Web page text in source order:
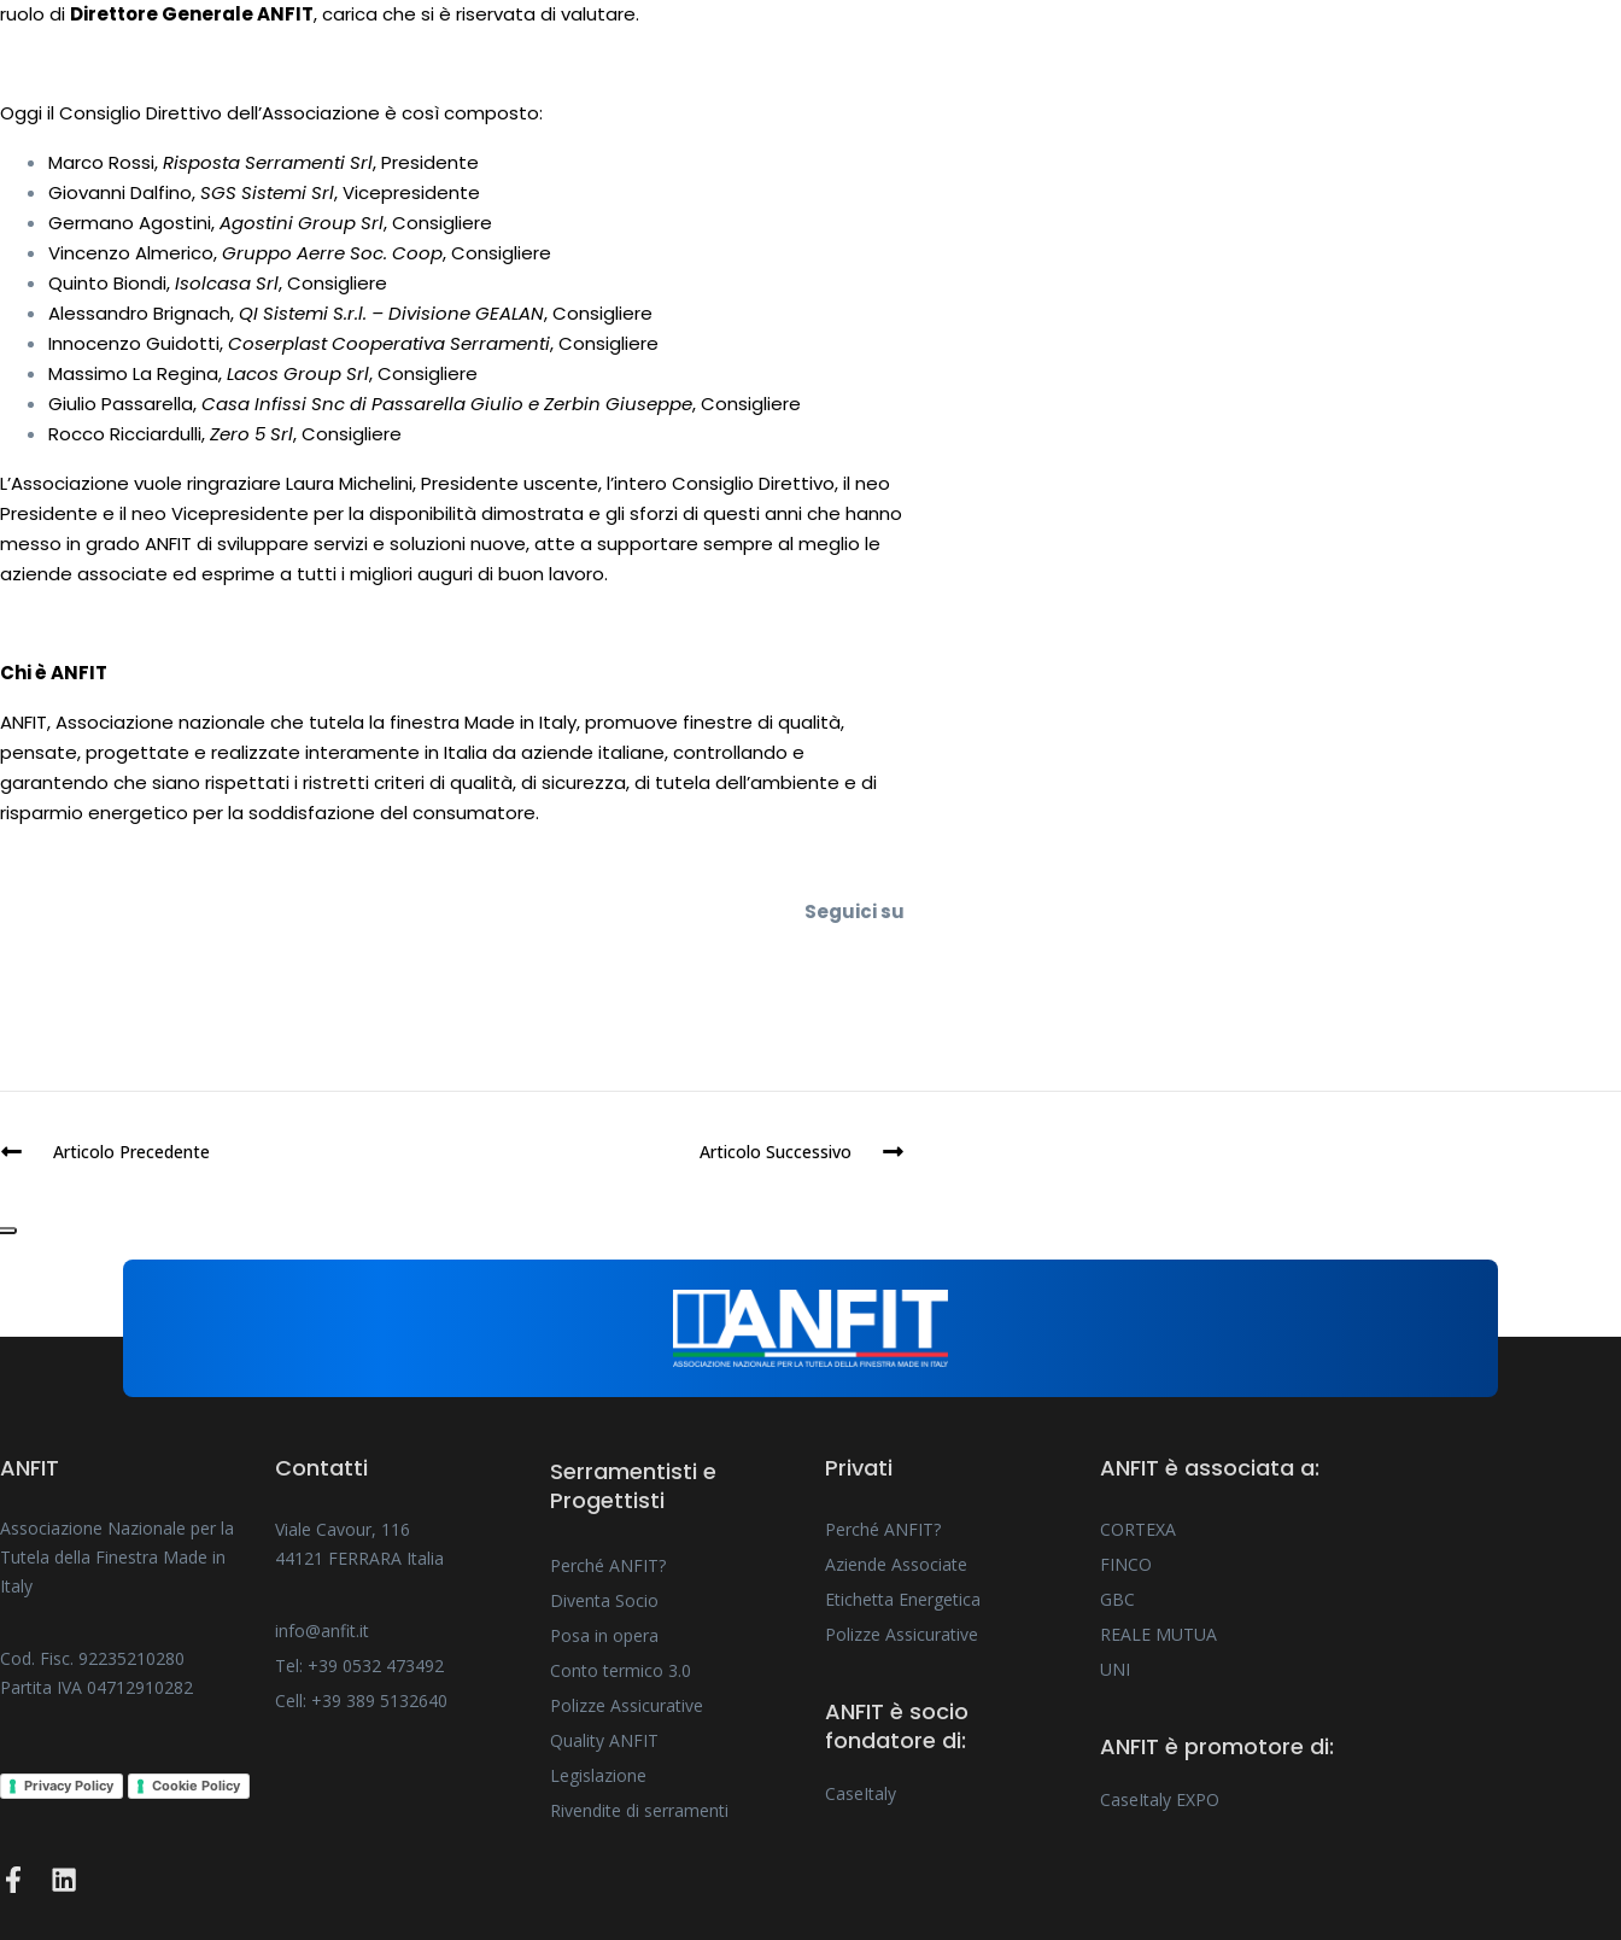
ruolo di Direttore Generale ANFIT, carica che si è riservata di valutare.
Oggi il Consiglio Direttivo dell’Associazione è così composto:
Marco Rossi,Risposta Serramenti Srl, Presidente
Giovanni Dalfino,SGS Sistemi Srl, Vicepresidente
Germano Agostini,Agostini Group Srl, Consigliere
Vincenzo Almerico,Gruppo Aerre Soc. Coop, Consigliere
Quinto Biondi,Isolcasa Srl, Consigliere
Alessandro Brignach,QI Sistemi S.r.l. – Divisione GEALAN, Consigliere
Innocenzo Guidotti,Coserplast Cooperativa Serramenti, Consigliere
Massimo La Regina,Lacos Group Srl, Consigliere
Giulio Passarella,Casa Infissi Snc di Passarella Giulio e Zerbin Giuseppe, Consigliere
Rocco Ricciardulli,Zero 5 Srl, Consigliere
L’Associazione vuole ringraziare Laura Michelini, Presidente uscente, l’intero Consiglio Direttivo, il neo
Presidente e il neo Vicepresidente per la disponibilità dimostrata e gli sforzi di questi anni che hanno
messo in grado ANFIT di sviluppare servizi e soluzioni nuove, atte a supportare sempre al meglio le
aziende associate ed esprime a tutti i migliori auguri di buon lavoro.
Chi è ANFIT
ANFIT, Associazione nazionale che tutela la finestra Made in Italy, promuove finestre di qualità,
pensate, progettate e realizzate interamente in Italia da aziende italiane, controllando e
garantendo che siano rispettati i ristretti criteri di qualità, di sicurezza, di tutela dell’ambiente e di
risparmio energetico per la soddisfazione del consumatore.
Seguici su
Articolo Precedente Articolo Successivo
ANFIT
Associazione Nazionale per la
Tutela della Finestra Made in
Italy
Cod. Fisc. 92235210280
Partita IVA 04712910282
Privacy Policy Cookie Policy
Contatti
Viale Cavour, 116
44121 FERRARA Italia
info@anfit.it
Tel: +39 0532 473492
Cell: +39 389 5132640
Serramentisti e
Progettisti
Perché ANFIT?
Diventa Socio
Posa in opera
Conto termico 3.0
Polizze Assicurative
Quality ANFIT
Legislazione
Rivendite di serramenti
Privati
Perché ANFIT?
Aziende Associate
Etichetta Energetica
Polizze Assicurative
ANFIT è socio
fondatore di:
CaseItaly
ANFIT è associata a:
CORTEXA
FINCO
GBC
REALE MUTUA
UNI
ANFIT è promotore di:
CaseItaly EXPO